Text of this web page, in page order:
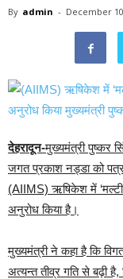
By admin - December
देहरादून-मुख्यमंत्री पुष्कर
जगत प्रकाश नड्डा को
(AIIMS) ऋषिकेश में ‘मल्टी
अनुरोध किया है।
मुख्यमंत्री ने कहा है कि
अत्यन्त तीव्र गति से बढ़ी